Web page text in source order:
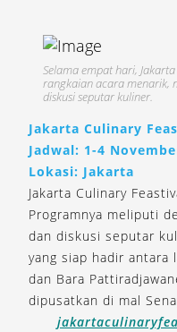
Selama empat hari,
rangkaian acara menarik,
diskusi seputar kuliner.
Jakarta Culinary
Jadwal: 1-4
Lokasi: Jakarta
Jakarta Culinary
Programnya meliputi
dan diskusi seputar
yang siap hadir antara
dan Bara
dipusatkan di mal